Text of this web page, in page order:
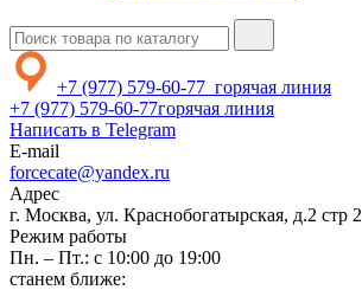
+7 (977) 579-60-77 горячая линия
+7 (977) 579-60-77горячая линия
Написать в Telegram
E-mail
forcecate@yandex.ru
Адрес
г. Москва, ул. Краснобогатырская, д.2 стр 2
Режим работы
Пн. – Пт.: с 10:00 до 19:00
станем ближе: